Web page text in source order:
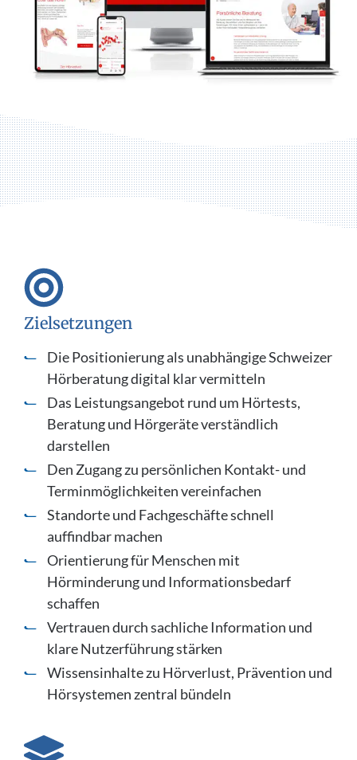
Zielsetzungen
Die Positionierung als unabhängige Schweizer
Hörberatung digital klar vermitteln
Das Leistungsangebot rund um Hörtests,
Beratung und Hörgeräte verständlich
darstellen
Den Zugang zu persönlichen Kontakt- und
Terminmöglichkeiten vereinfachen
Standorte und Fachgeschäfte schnell
auffindbar machen
Orientierung für Menschen mit
Hörminderung und Informationsbedarf
schaffen
Vertrauen durch sachliche Information und
klare Nutzerführung stärken
Wissensinhalte zu Hörverlust, Prävention und
Hörsystemen zentral bündeln